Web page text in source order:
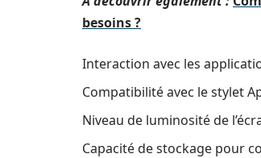
besoins ?
Interaction avec les
Compatibilité avec le stylet
Niveau de luminosité de
Capacité de stockage pour